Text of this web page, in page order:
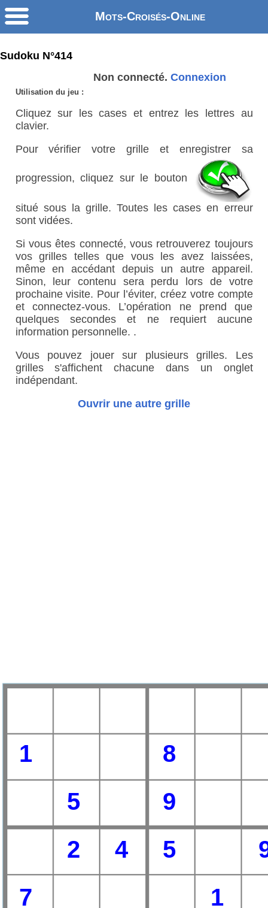
Mots-Croisés-Online
Sudoku N°414
Non connecté. Connexion
Utilisation du jeu :
Cliquez sur les cases et entrez les lettres au
clavier.
Pour vérifier votre grille et enregistrer sa
progression, cliquez sur le bouton
situé sous la grille. Toutes les cases en erreur
sont vidées.
Si vous êtes connecté, vous retrouverez toujours
vos grilles telles que vous les avez laissées,
même en accédant depuis un autre appareil.
Sinon, leur contenu sera perdu lors de votre
prochaine visite. Pour l’éviter, créez votre compte
et connectez-vous. L’opération ne prend que
quelques secondes et ne requiert aucune
information personnelle. .
Vous pouvez jouer sur plusieurs grilles. Les
grilles s'affichent chacune dans un onglet
indépendant.
Ouvrir une autre grille